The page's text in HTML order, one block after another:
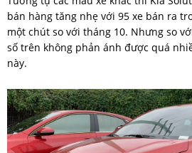
bán hàng tăng nhẹ với 95 xe bán ra
một chút so với tháng 10. Nhưng so
số trên không phản ánh được quá
này.